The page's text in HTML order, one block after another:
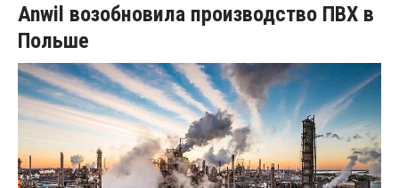
Anwil возобновила производство ПВХ в
Польше